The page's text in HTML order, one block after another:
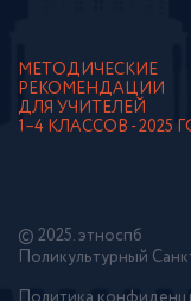
МЕТОДИЧЕСКИЕ
РЕКОМЕНДАЦИИ
ДЛЯ УЧИТЕЛЕЙ
1–4 КЛАССОВ - 2025
© 2025. этноспб
Поликультурный
Политика